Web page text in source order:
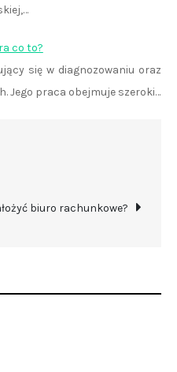
co to?
się w diagnozowaniu oraz
Jego praca obejmuje szeroki…
biuro rachunkowe?